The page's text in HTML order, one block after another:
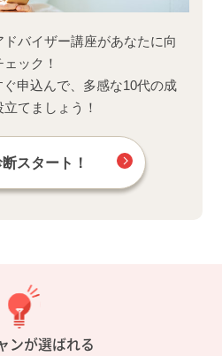
バイザー講座があなたに向
ック！
申込んで、多感な10代の成
てましょう！
スタート！
ンが選ばれる